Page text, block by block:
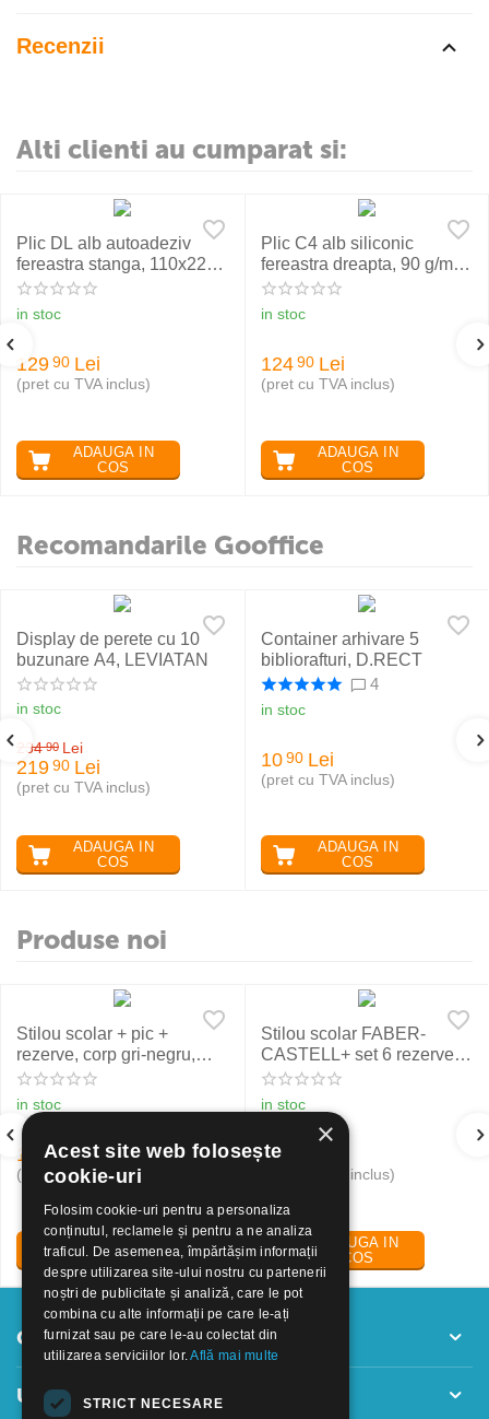
Recenzii
Alti clienti au cumparat si:
Plic DL alb autoadeziv
fereastra stanga, 110x220
mm, 1000 buc./cutie
in stoc
129 90 Lei
(pret cu TVA inclus)
ADAUGA IN
COS
Plic C4 alb siliconic
fereastra dreapta, 90 g/mp,
250 buc./cutie
in stoc
124 90 Lei
(pret cu TVA inclus)
ADAUGA IN
COS
Recomandarile Gooffice
Display de perete cu 10
buzunare A4, LEVIATAN
in stoc
234 90 Lei
219 90 Lei
(pret cu TVA inclus)
ADAUGA IN
COS
Container arhivare 5
bibliorafturi, D.RECT
4
in stoc
10 90 Lei
(pret cu TVA inclus)
ADAUGA IN
COS
Produse noi
Stilou scolar + pic +
rezerve, corp gri-negru,
NXT Eberhard Faber
in stoc
19 30 Lei
(pret cu TVA inclus)
ADAUGA IN
COS
Stilou scolar FABER-
CASTELL+ set 6 rezerve,
rosu
in stoc
24
(pret cu TVA inclus)
ADAUGA IN
COS
Contul meu
Utile
×
Acest site web folosește
cookie-uri
Folosim cookie-uri pentru a personaliza
conținutul, reclamele și pentru a ne analiza
traficul. De asemenea, împărtășim informații
despre utilizarea site-ului nostru cu partenerii
noștri de publicitate și analiză, care le pot
combina cu alte informații pe care le-ați
furnizat sau pe care le-au colectat din
utilizarea serviciilor lor.Află mai multe
STRICT NECESARE